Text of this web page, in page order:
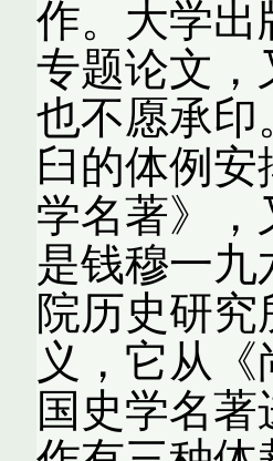
作。大学出
专题论文，
也不愿承印
臼的体例
学名著》，
是钱穆一
院历史研
义，它从
国史学名